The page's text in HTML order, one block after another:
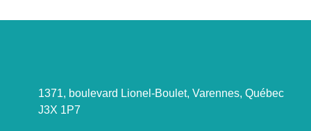
1371, boulevard Lionel-Boulet, Varennes, Québec
J3X 1P7